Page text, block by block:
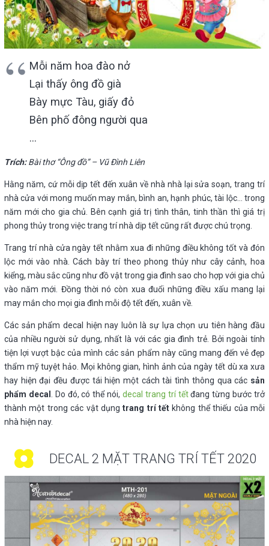
Mỗi năm hoa đào nở
Lại thấy ông đồ già
Bày mực Tàu, giấy đỏ
Bên phố đông người qua
…
Trích:Bài thơ “Ông đồ” – Vũ Đình Liên
Hằng năm, cứ mỗi dịp tết đến xuân về nhà nhà lại sửa soạn, trang trí
nhà cửa với mong muốn may mắn, bình an, hạnh phúc, tài lộc… trong
năm mới cho gia chủ. Bên cạnh giá trị tình thân, tinh thần thì giá trị
phong thủy trong việc trang trí nhà dịp tết cũng rất được chú trọng.
Trang trí nhà cửa ngày tết nhằm xua đi những điều không tốt và đón
lộc mới vào nhà. Cách bày trí theo phong thủy như cây cảnh, hoa
kiểng, màu sắc cũng như đồ vật trong gia đình sao cho hợp với gia chủ
vào năm mới. Đồng thời nó còn xua đuổi những điều xấu mang lại
may mắn cho mọi gia đình mỗi độ tết đến, xuân về.
Các sản phẩm decal hiện nay luôn là sự lựa chọn ưu tiên hàng đầu
của nhiều người sử dụng, nhất là với các gia đình trẻ. Bởi ngoài tính
tiện lợi vượt bậc của mình các sản phẩm này cũng mang đến vẻ đẹp
thẩm mỹ tuyệt hảo. Mọi không gian, hình ảnh của ngày tết dù xa xưa
hay hiện đại đều được tái hiện một cách tài tình thông qua các sản
phẩm decal . Do đó, có thể nói,decal trang trí tếtđang từng bước trở
thành một trong các vật dụngtrang trí tết không thể thiếu của mỗi
nhà hiện nay.
DECAL 2 MẶT TRANG TRÍ TẾT 2020